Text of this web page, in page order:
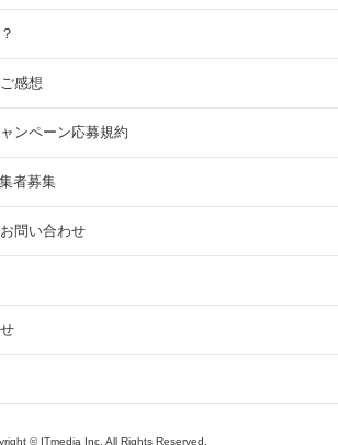
感想
ンペーン応募規約
者募集
問い合わせ
© ITmedia Inc. All Rights Reserved.